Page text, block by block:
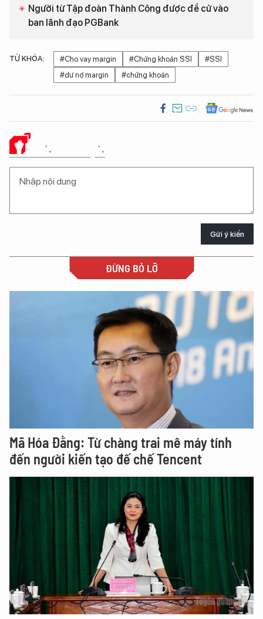
Người từ Tập đoàn Thành Công được đề cử vào
ban lãnh đạo PGBank
TỪ KHÓA: #Cho vay margin #Chứng khoán SSI
#SSI
#dư nợ margin
#chứng khoán
Ý KIẾN CỦA BẠN
Gửi ý kiến
ĐỪNG BỎ LỠ
Mã Hóa Đằng: Từ chàng trai mê máy tính
đến người kiến tạo đế chế Tencent